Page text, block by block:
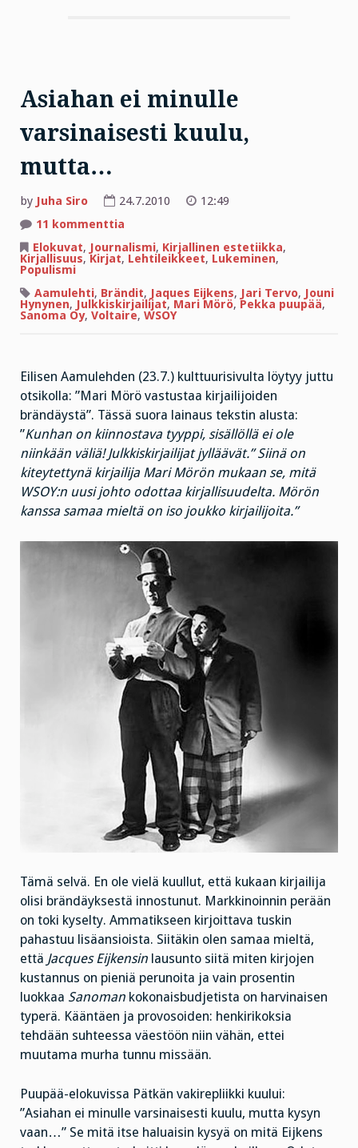
Asiahan ei minulle
varsinaisesti kuulu,
mutta…
by Juha Siro 24.7.2010
12:49
11 kommenttia
ei
minulle
mutta…
Elokuvat, Journalismi, Kirjallinen estetiikka,
Kirjallisuus,Kirjat, Lehtileikkeet, Lukeminen,
Populismi
Aamulehti, Brändit, Jaques Eijkens, Jari Tervo, Jouni
Hynynen, Julkkiskirjailijat, Mari Mörö, Pekka puupää,
Sanoma Oy, Voltaire, WSOY
Eilisen Aamulehden (23.7.) kulttuurisivulta löytyy juttu
otsikolla: ”Mari Mörö vastustaa kirjailijoiden
brändäystä”. Tässä suora lainaus tekstin alusta:
”Kunhan on kiinnostava tyyppi, sisällöllä ei ole
niinkään väliä! Julkkiskirjailijat jylläävät.” Siinä on
kiteytettynä kirjailija Mari Mörön mukaan se, mitä
WSOY:n uusi johto odottaa kirjallisuudelta. Mörön
kanssa samaa mieltä on iso joukko kirjailijoita.”
Tämä selvä. En ole vielä kuullut, että kukaan kirjailija
olisi brändäyksestä innostunut. Markkinoinnin perään
on toki kyselty. Ammatikseen kirjoittava tuskin
pahastuu lisäansioista. Siitäkin olen samaa mieltä,
että Jacques Eijkensin lausunto siitä miten kirjojen
kustannus on pieniä perunoita ja vain prosentin
luokkaa Sanoman kokonaisbudjetista on harvinaisen
typerä. Kääntäen ja provosoiden: henkirikoksia
tehdään suhteessa väestöön niin vähän, ettei
muutama murha tunnu missään.
Puupää-elokuvissa Pätkän vakirepliikki kuului:
”Asiahan ei minulle varsinaisesti kuulu, mutta kysyn
vaan…” Se mitä itse haluaisin kysyä on mitä Eijkens